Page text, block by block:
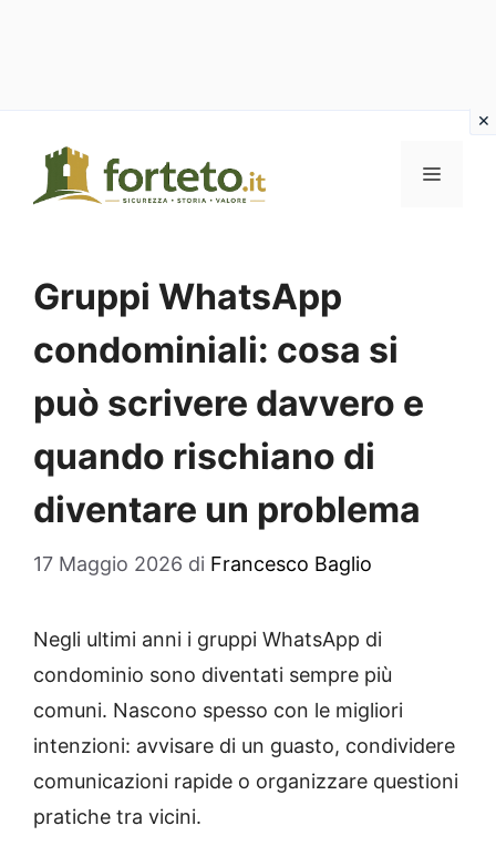
contenuto
MENU
Gruppi WhatsApp
condominiali: cosa si
può scrivere davvero e
quando rischiano di
diventare un problema
17 Maggio 2026 di Francesco Baglio
Negli ultimi anni i gruppi WhatsApp di
condominio sono diventati sempre più
comuni. Nascono spesso con le migliori
intenzioni: avvisare di un guasto, condividere
comunicazioni rapide o organizzare questioni
pratiche tra vicini.